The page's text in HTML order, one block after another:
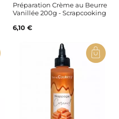
Préparation Crème au Beurre
Vanillée 200g - Scrapcooking
6,10 €